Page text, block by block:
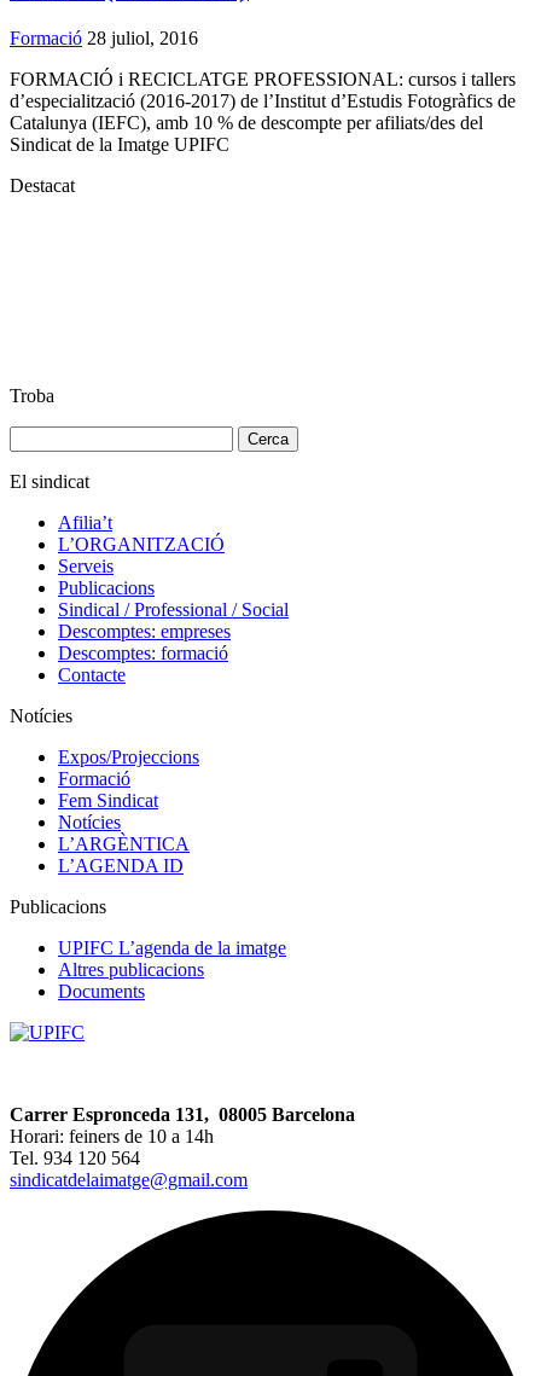
Formació 28 juliol, 2016
FORMACIÓ i RECICLATGE PROFESSIONAL: cursos i tallers
d’especialització (2016-2017) de l’Institut d’Estudis Fotogràfics de
Catalunya (IEFC), amb 10 % de descompte per afiliats/des del
Sindicat de la Imatge UPIFC
Destacat
Troba
El sindicat
Afilia’t
L’ORGANITZACIÓ
Serveis
Publicacions
Sindical / Professional / Social
Descomptes: empreses
Descomptes: formació
Contacte
Notícies
Expos/Projeccions
Formació
Fem Sindicat
Notícies
L’ARGÈNTICA
L’AGENDA ID
Publicacions
UPIFC L’agenda de la imatge
Altres publicacions
Documents
Carrer Espronceda 131, 08005 Barcelona
Horari: feiners de 10 a 14h
Tel. 934 120 564
sindicatdelaimatge@gmail.com